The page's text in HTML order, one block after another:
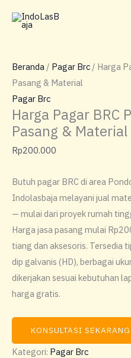
Beranda / Pagar Brc / Harga
Pasang & Material
Pagar Brc
Harga Pagar BRC
Pasang & Material
Rp200.000
Butuh pagar BRC di area
Indolasbaja melayani jual
— mulai dari proyek rumah
Harga jasa pasang mulai
tiang dan aksesoris. Tersedia
dip galvanis (HD), berbagai
dikerjakan sesuai kebutuhan
harga gratis.
KONSULTASI SEKARANG
Kategori: Pagar Brc